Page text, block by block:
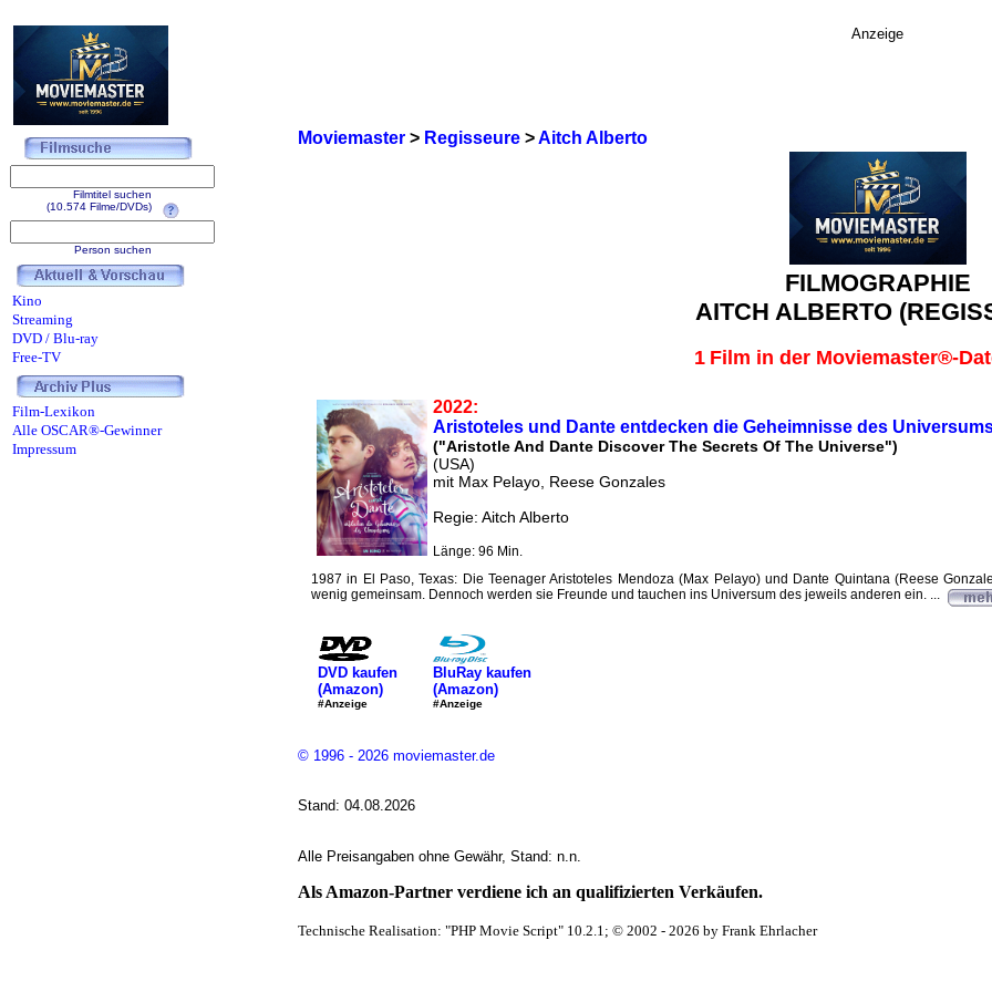
Moviemaster> Regisseure>Aitch Alberto
FILMOGRAPHIE
AITCH ALBERTO
1 Film in der Moviemaster®-
2022:
Aristoteles und Dante entdecken die Geheimnisse des
("Aristotle And Dante Discover The Secrets Of The Universe")
(USA)
mit Max Pelayo, Reese Gonzales
Regie: Aitch Alberto
Länge: 96 Min.
1987 in El Paso, Texas: Die Teenager Aristoteles Mendoza (Max Pelayo) und Dante Quintana (Reese
wenig gemeinsam. Dennoch werden sie Freunde und tauchen ins Universum des jeweils anderen ein. ...
DVD kaufen
(Amazon)
#Anzeige
BluRay kaufen
(Amazon)
#Anzeige
© 1996 - 2026 moviemaster.de
Stand: 04.08.2026
Alle Preisangaben ohne Gewähr, Stand: n.n.
Als Amazon-Partner verdiene ich an qualifizierten Verkäufen.
Technische Realisation: "PHP Movie Script" 10.2.1; © 2002 - 2026 by Frank Ehrlacher
Anzeige
Filmtitel suchen
(10.574 Filme/DVDs)
Person suchen
Kino
Streaming
DVD / Blu-ray
Free-TV
Film-Lexikon
Alle OSCAR®-Gewinner
Impressum